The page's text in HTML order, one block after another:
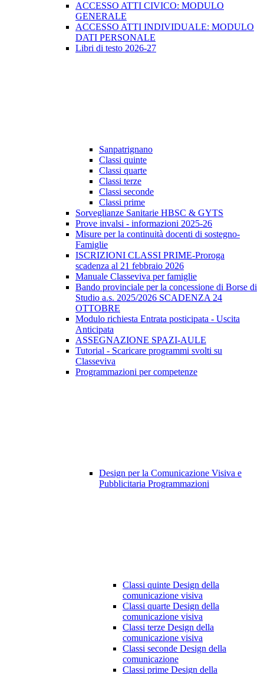
ACCESSO ATTI CIVICO: MODULO
GENERALE
ACCESSO ATTI INDIVIDUALE: MODULO
DATI PERSONALE
Libri di testo 2026-27
Sanpatrignano
Classi quinte
Classi quarte
Classi terze
Classi seconde
Classi prime
Sorveglianze Sanitarie HBSC & GYTS
Prove invalsi - informazioni 2025-26
Misure per la continuità docenti di sostegno-
Famiglie
ISCRIZIONI CLASSI PRIME-Proroga
scadenza al 21 febbraio 2026
Manuale Classeviva per famiglie
Bando provinciale per la concessione di Borse di
Studio a.s. 2025/2026 SCADENZA 24
OTTOBRE
Modulo richiesta Entrata posticipata - Uscita
Anticipata
ASSEGNAZIONE SPAZI-AULE
Tutorial - Scaricare programmi svolti su
Classeviva
Programmazioni per competenze
Design per la Comunicazione Visiva e
Pubblicitaria Programmazioni
Classi quinte Design della
comunicazione visiva
Classi quarte Design della
comunicazione visiva
Classi terze Design della
comunicazione visiva
Classi seconde Design della
comunicazione
Classi prime Design della